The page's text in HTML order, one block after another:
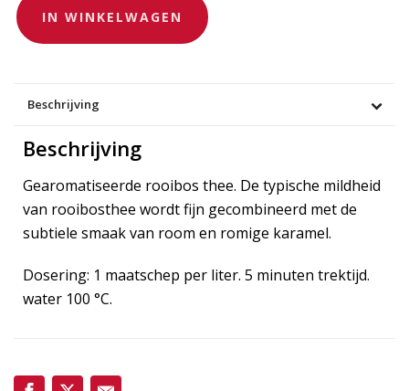
IN WINKELWAGEN
Beschrijving
Beschrijving
Gearomatiseerde rooibos thee. De typische mildheid
van rooibosthee wordt fijn gecombineerd met de
subtiele smaak van room en romige karamel.
Dosering: 1 maatschep per liter. 5 minuten trektijd.
water 100 °C.